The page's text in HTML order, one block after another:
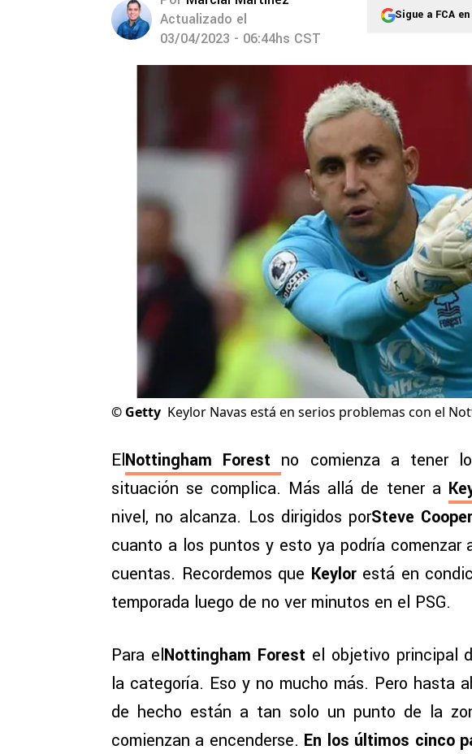
Actualizado el
03/04/2023 - 06:44hs CST
Sigue a FCA
© Getty Keylor Navas está en serios problemas con el
ElNottingham Forest no comienza a tener
situación se complica. Más allá de tener a
nivel, no alcanza. Los dirigidos porSteve Cooper
cuanto a los puntos y esto ya podría comenzar
cuentas. Recordemos que Keylorestá en
temporada luego de no ver minutos en el PSG.
Para elNottingham Forest el objetivo principal
la categoría. Eso y no mucho más. Pero hasta
de hecho están a tan solo un punto de la
comienzan a encenderse. En los últimos cinco